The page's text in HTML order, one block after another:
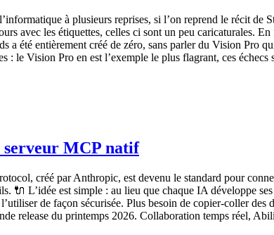
à plusieurs reprises, si l’on reprend le récit de
avec les étiquettes, celles ci sont un peu caricaturales. En
a été entièrement créé de zéro, sans parler du Vision Pro
: le Vision Pro en est l’exemple le plus flagrant, ces
serveur MCP natif
créé par Anthropic, est devenu le standard pour
🔌 L’idée est simple : au lieu que chaque IA développe
de façon sécurisée. Plus besoin de copier-coller
release du printemps 2026. Collaboration temps réel,